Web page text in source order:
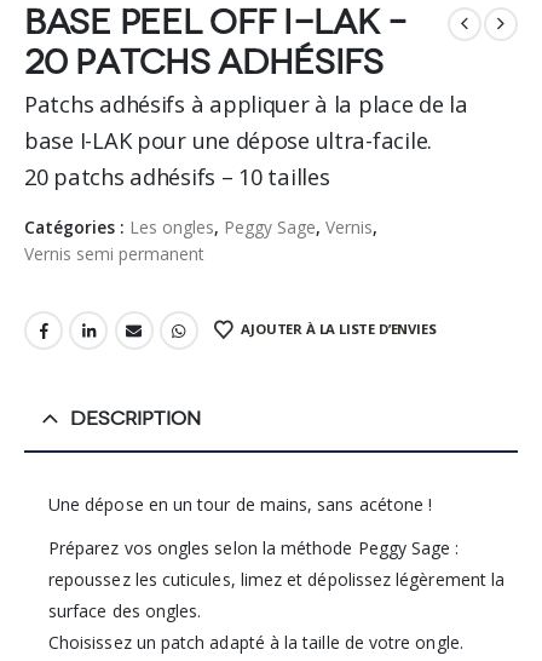
Base peel off I-LAK –
20 patchs adhésifs
Patchs adhésifs à appliquer à la place de la
base I-LAK pour une dépose ultra-facile.
20 patchs adhésifs – 10 tailles
Catégories : Les ongles, Peggy Sage, Vernis,
Vernis semi permanent
AJOUTER À LA LISTE D’ENVIES
DESCRIPTION
Une dépose en un tour de mains, sans acétone !
Préparez vos ongles selon la méthode Peggy Sage :
repoussez les cuticules, limez et dépolissez légèrement la
surface des ongles.
Choisissez un patch adapté à la taille de votre ongle.